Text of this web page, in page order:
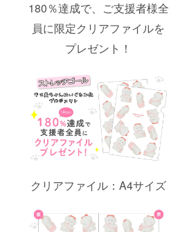
180％達成で、ご支援者様全
員に限定クリアファイルを
プレゼント！
クリアファイル：A4サイズ